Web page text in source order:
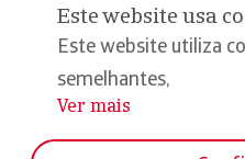
Política de cookies
Declaração de privacidade
Compromisso qualidade e
Este website usa
Este website utiliza
semelhantes,
...
Ver mais